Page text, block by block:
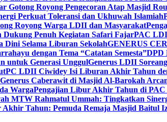
Gotong Royong Pengecoran Atap Masjid
Perkuat Toleransi dan Ukhuwah Islamiah
Royong Warga LDII dan Masyarakat
Penuh Kegiatan Safari FajarPAC
Selama Liburan SekolahGENERUS
dengan Tema “Catatan Semesta”DPD
untuk Generasi UnggulGenerus LDII
PC LDII Ciwidey Isi Liburan Akhir Tahun
Caberawit di Masjid Al-Barokah
WargaPengajian Libur Akhir Tahun di
MTW Rahmatul Ummah: Tingkatkan
Tahun: Pemuda Remaja Masjid Baitul